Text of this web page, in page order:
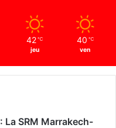
42 ℃
jeu
40 ℃
ven
La SRM Marrakech-